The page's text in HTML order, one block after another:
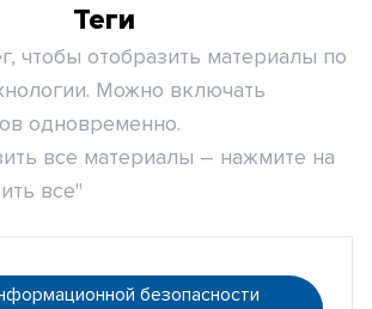
Теги
чтобы отобразить материалы по
Можно включать
одновременно.
все материалы – нажмите на
все"
безопасности